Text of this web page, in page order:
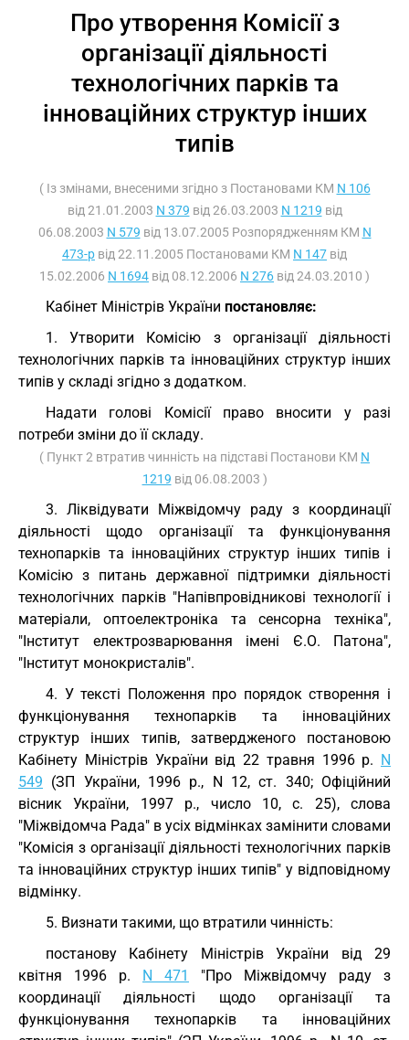
Про утворення Комісії з
організації діяльності
технологічних парків та
інноваційних структур інших
типів
( Із змінами, внесеними згідно з Постановами КМ N 106
від 21.01.2003 N 379 від 26.03.2003 N 1219 від
06.08.2003 N 579 від 13.07.2005 Розпорядженням КМ N
473-р від 22.11.2005 Постановами КМ N 147 від
15.02.2006 N 1694 від 08.12.2006 N 276 від 24.03.2010 )
Кабінет Міністрів України постановляє:
1. Утворити Комісію з організації діяльності
технологічних парків та інноваційних структур інших
типів у складі згідно з додатком.
Надати голові Комісії право вносити у разі
потреби зміни до її складу.
( Пункт 2 втратив чинність на підставі Постанови КМ N
1219 від 06.08.2003 )
3. Ліквідувати Міжвідомчу раду з координації
діяльності щодо організації та функціонування
технопарків та інноваційних структур інших типів і
Комісію з питань державної підтримки діяльності
технологічних парків "Напівпровідникові технології і
матеріали, оптоелектроніка та сенсорна техніка",
"Інститут електрозварювання імені Є.О. Патона",
"Інститут монокристалів".
4. У тексті Положення про порядок створення і
функціонування технопарків та інноваційних
структур інших типів, затвердженого постановою
Кабінету Міністрів України від 22 травня 1996 р. N
549 (ЗП України, 1996 р., N 12, ст. 340; Офіційний
вісник України, 1997 р., число 10, с. 25), слова
"Міжвідомча Рада" в усіх відмінках замінити словами
"Комісія з організації діяльності технологічних парків
та інноваційних структур інших типів" у відповідному
відмінку.
5. Визнати такими, що втратили чинність:
постанову Кабінету Міністрів України від 29
квітня 1996 р. N 471
"Про Міжвідомчу раду з
координації діяльності щодо організації та
функціонування технопарків та інноваційних